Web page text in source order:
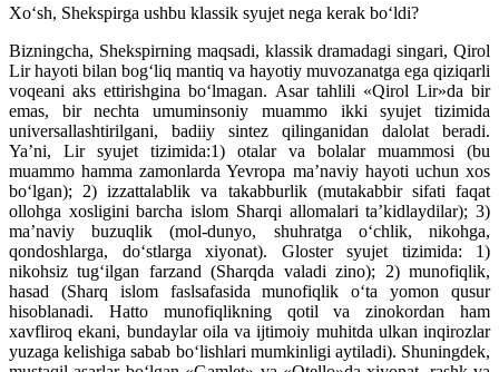
Xo‘sh, Shekspirga ushbu klassik syujet nega kerak bo‘ldi?
Bizningcha, Shekspirning maqsadi, klassik dramadagi singari, Qirol
Lir hayoti bilan bog‘liq mantiq va hayotiy muvozanatga ega qiziqarli
voqeani aks ettirishgina bo‘lmagan. Asar tahlili «Qirol Lir»da bir
emas, bir nechta umuminsoniy muammo ikki syujet tizimida
universallashtirilgani, badiiy sintez qilinganidan dalolat beradi.
Ya’ni, Lir syujet tizimida:1) otalar va bolalar muammosi (bu
muammo hamma zamonlarda Yevropa ma’naviy hayoti uchun xos
bo‘lgan); 2) izzattalablik va takabburlik (mutakabbir sifati faqat
ollohga xosligini barcha islom Sharqi allomalari ta’kidlaydilar); 3)
ma’naviy buzuqlik (mol-dunyo, shuhratga o‘chlik, nikohga,
qondoshlarga, do‘stlarga xiyonat). Gloster syujet tizimida: 1)
nikohsiz tug‘ilgan farzand (Sharqda valadi zino); 2) munofiqlik,
hasad (Sharq islom faslsafasida munofiqlik o‘ta yomon qusur
hisoblanadi. Hatto munofiqlikning qotil va zinokordan ham
xavfliroq ekani, bundaylar oila va ijtimoiy muhitda ulkan inqirozlar
yuzaga kelishiga sabab bo‘lishlari mumkinligi aytiladi). Shuningdek,